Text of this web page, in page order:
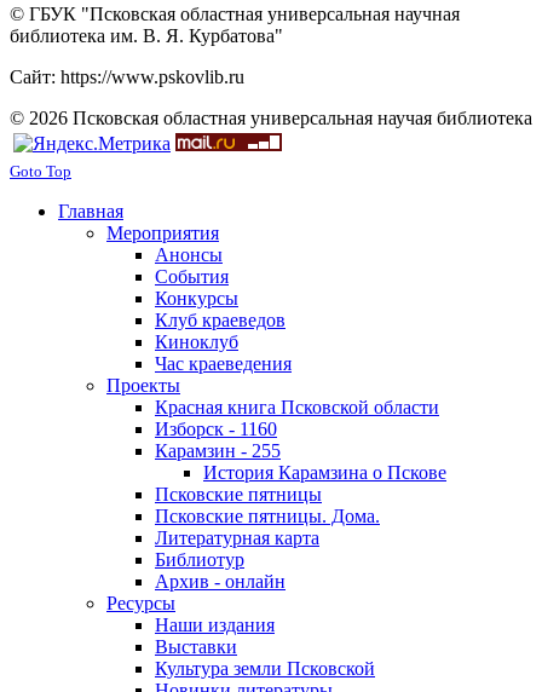
© ГБУК "Псковская областная универсальная научная
библиотека им. В. Я. Курбатова"
Сайт: https://www.pskovlib.ru
© 2026 Псковская областная универсальная научая библиотека
Goto Top
Главная
Мероприятия
Анонсы
События
Конкурсы
Клуб краеведов
Киноклуб
Час краеведения
Проекты
Красная книга Псковской области
Изборск - 1160
Карамзин - 255
История Карамзина о Пскове
Псковские пятницы
Псковские пятницы. Дома.
Литературная карта
Библиотур
Архив - онлайн
Ресурсы
Наши издания
Выставки
Культура земли Псковской